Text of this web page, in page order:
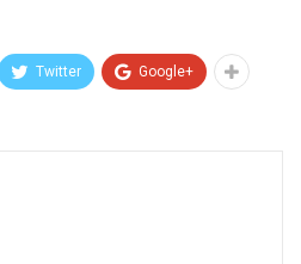
Twitter Google+